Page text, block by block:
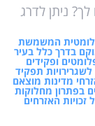
לך? ניתן לדרג
המשמשת
בדרך כלל בעיר
ופקידים
תפקיד
מדינות מוצאם
בפתרון מחלוקות
זכויות האזרחים